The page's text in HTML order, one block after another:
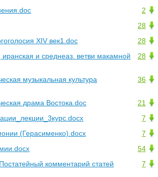
2
28
28
XIV век1.doc
28
и среднеаз. ветви макамной
36
музыкальная культура
21
драма Востока.doc
7
7
(Герасименко).docx
54
7
комментарий статей